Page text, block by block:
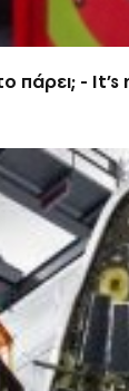
πάρει; -